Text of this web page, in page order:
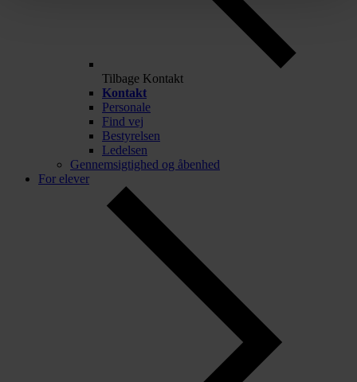
Tilbage Kontakt
Kontakt
Personale
Find vej
Bestyrelsen
Ledelsen
Gennemsigtighed og åbenhed
For elever